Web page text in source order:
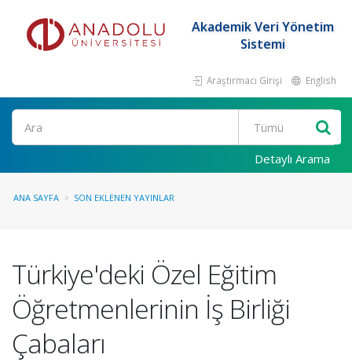
Akademik Veri Yönetim
Sistemi
Araştırmacı Girişi English
Ara
Detaylı Arama
ANA SAYFA SON EKLENEN YAYINLAR
Türkiye'deki Özel Eğitim
Öğretmenlerinin İş Birliği
Çabaları